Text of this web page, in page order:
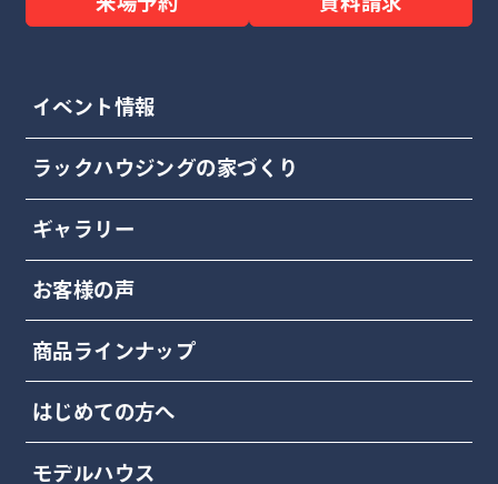
イベント情報
ラックハウジングの家づくり
ギャラリー
お客様の声
商品ラインナップ
はじめての方へ
モデルハウス